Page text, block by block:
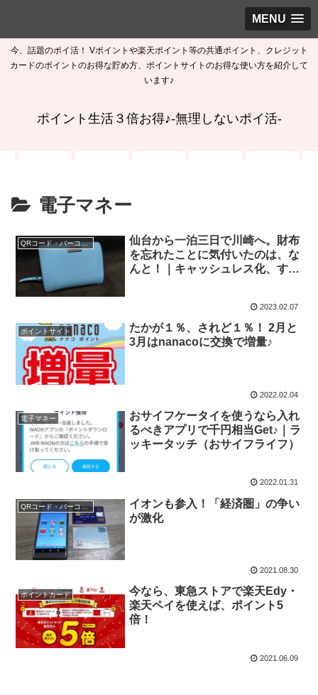
MENU
今、話題のポイ活！ Vポイントや楽天ポイント等の共通ポイント、クレジット
カードのポイントのお得な貯め方、ポイントサイトのお得な使い方を紹介して
います♪
ポイント生活３倍お得♪-無理しないポイ活-
電子マネー
QRコード・バーコード決済
仙台から一泊三日で川崎へ。財布
を忘れたことに気付いたのは、な
んと！｜キャッシュレス化、すげ
2023.02.07
ポイントサイト
たかが１％、されど１％！ 2月と
3月はnanacoに交換で増量♪
2022.02.04
電子マネー
おサイフケータイを使うなら入れ
るべきアプリで千円相当Get♪｜ラ
ッキータッチ（おサイフライフ）
2022.01.31
QRコード・バーコード決済
イオンも参入！「経済圏」の争い
が激化
2021.08.30
ポイントカード
今なら、東急ストアで楽天Edy・
楽天ペイを使えば、ポイント5
倍！
2021.06.09